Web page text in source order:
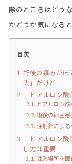
際のところはどう
かどうか気になると
目次
術後の痛みがほ
法」だけど…
「ヒアルロン
ヒアルロン
術後の細菌感
注射針による
「ヒアルロン
し方は重要
注入場所を